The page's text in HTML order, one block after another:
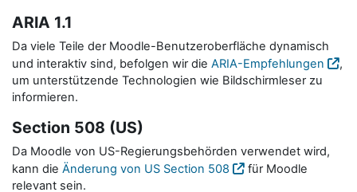
ARIA 1.1
Da viele Teile der Moodle-Benutzeroberfläche dynamisch
und interaktiv sind, befolgen wir die ARIA-Empfehlungen
,
um unterstützende Technologien wie Bildschirmleser zu
informieren.
Section 508 (US)
Da Moodle von US-Regierungsbehörden verwendet wird,
kann die Änderung von US Section 508
für Moodle
relevant sein.